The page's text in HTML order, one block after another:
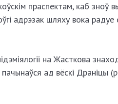
праспектам, каб зноў
адрэзак шляху вока
на Жасткова
ад вёскі Драніцы